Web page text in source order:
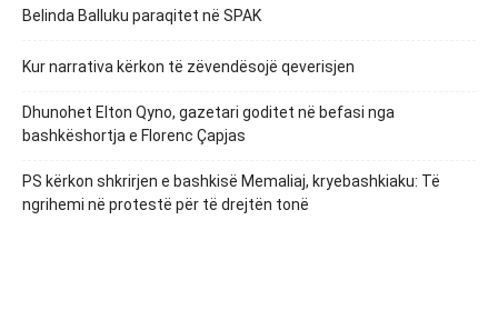
Belinda Balluku paraqitet në SPAK
Kur narrativa kërkon të zëvendësojë qeverisjen
Dhunohet Elton Qyno, gazetari goditet në befasi nga
bashkëshortja e Florenc Çapjas
PS kërkon shkrirjen e bashkisë Memaliaj, kryebashkiaku: Të
ngrihemi në protestë për të drejtën tonë